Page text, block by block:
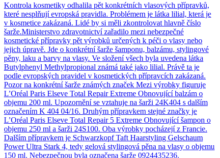
Kontrola kosmetiky odhalila pět konkrétních vlasových přípravků,
které nesplňují evropská pravidla. Problémem je látka lilial, která je
v kosmetice zakázaná. Lidé by si měli zkontrolovat hlavně číslo
šarže.Ministerstvo zdravotnictví zařadilo mezi nebezpečné
kosmetické přípravky pět výrobků určených k péči o vlasy nebo
jejich úpravě. Jde o konkrétní šarže šamponu, balzámu, stylingové
pěny, laku a barvy na vlasy. Ve složení všech byla uvedena látka
Butylphenyl Methylpropional známá také jako lilial. Právě ta je
podle evropských pravidel v kosmetických přípravcích zakázaná.
Pozor na konkrétní šarže známých značek Mezi výrobky figuruje
L’Oréal Paris Elseve Total Repair Extreme Obnovující balzám o
objemu 200 ml. Upozornění se vztahuje na šarži 24K404 s dalším
označením K 404 04/16. Druhým přípravkem stejné značky je
L’Oréal Paris Elseve Total Repair 5 Extreme Obnovující šampon o
objemu 250 ml a šarži 24S100. Oba výrobky pocházejí z Francie.
Dalším přípravkem je Schwarzkopf Taft Haarstyling Gelschaum
Power Ultra Stark 4, tedy gelová stylingová pěna na vlasy o objemu
150 ml. Nebezpečnou byla označena šarže 0924435236.